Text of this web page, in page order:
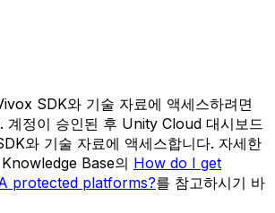
SDK와 기술 자료에 액세스하려면
계정이 승인된 후 Unity Cloud 대시보드
와 기술 자료에 액세스합니다. 자세한
Base의 How do I get
protected platforms?를 참고하시기 바